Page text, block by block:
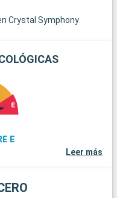
Crystal Symphony
E
Leer más